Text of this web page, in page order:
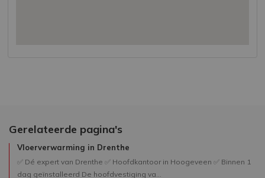
Gerelateerde pagina's
Vloerverwarming in Drenthe
✅ Dé expert van Drenthe ✅ Hoofdkantoor in Hoogeveen ✅ Binnen 1
dag geïnstalleerd De hoofdvestiging va...